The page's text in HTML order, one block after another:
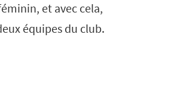
et avec cela,
équipes du club.